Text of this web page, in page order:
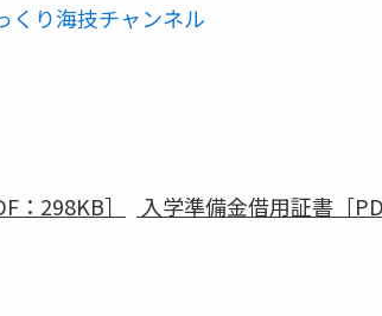
くり海技チャンネル
：298KB］ 入学準備金借用証書［